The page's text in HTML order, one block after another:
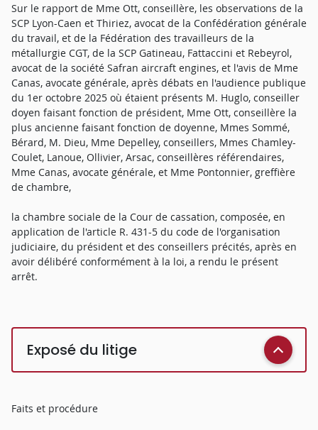
Sur le rapport de Mme Ott, conseillère, les observations de la
SCP Lyon-Caen et Thiriez, avocat de la Confédération générale
du travail, et de la Fédération des travailleurs de la
métallurgie CGT, de la SCP Gatineau, Fattaccini et Rebeyrol,
avocat de la société Safran aircraft engines, et l'avis de Mme
Canas, avocate générale, après débats en l'audience publique
du 1er octobre 2025 où étaient présents M. Huglo, conseiller
doyen faisant fonction de président, Mme Ott, conseillère la
plus ancienne faisant fonction de doyenne, Mmes Sommé,
Bérard, M. Dieu, Mme Depelley, conseillers, Mmes Chamley-
Coulet, Lanoue, Ollivier, Arsac, conseillères référendaires,
Mme Canas, avocate générale, et Mme Pontonnier, greffière
de chambre,
la chambre sociale de la Cour de cassation, composée, en
application de l'article R. 431-5 du code de l'organisation
judiciaire, du président et des conseillers précités, après en
avoir délibéré conformément à la loi, a rendu le présent
arrêt.
Exposé du litige
Faits et procédure